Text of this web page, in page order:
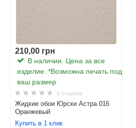
210,00 грн
В наличии. Цена за все
изделие. *Возможна печать под
ваш размер
0 отзывов
Жидкие обои Юрски Астра 016
Оранжевый
Купить в 1 клик